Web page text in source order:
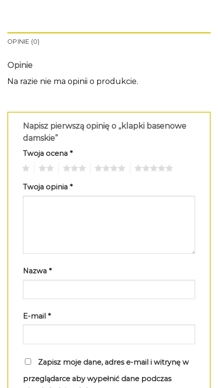
OPINIE (0)
Opinie
Na razie nie ma opinii o produkcie.
Napisz pierwszą opinię o „klapki basenowe
damskie”
Twoja ocena *
Twoja opinia *
Nazwa *
E-mail *
Zapisz moje dane, adres e-mail i witrynę w
przeglądarce aby wypełnić dane podczas